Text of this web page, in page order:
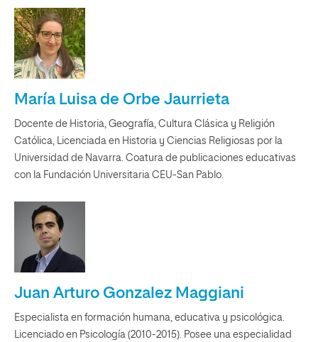
María Luisa de Orbe Jaurrieta
Docente de Historia, Geografía, Cultura Clásica y Religión
Católica, Licenciada en Historia y Ciencias Religiosas por la
Universidad de Navarra. Coatura de publicaciones educativas
con la Fundación Universitaria CEU-San Pablo.
Juan Arturo Gonzalez Maggiani
Especialista en formación humana, educativa y psicológica.
Licenciado en Psicología (2010-2015). Posee una especialidad